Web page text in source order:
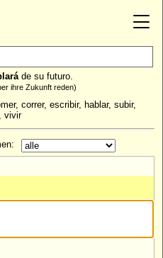
de su futuro.
ihre Zukunft reden)
correr, escribir, hablar, subir,
vivir